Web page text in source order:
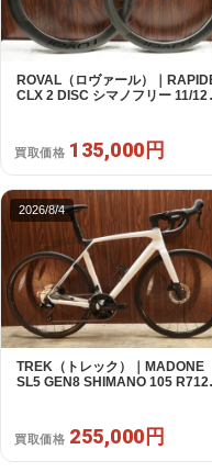
ROVAL（ロヴァール）｜
CLX 2 DISC シマノフリー 11/
買取価格 135,000円
2026/8/4
TREK（トレック）｜MADONE
SL5 GEN8 SHIMANO 105
買取価格 255,000円